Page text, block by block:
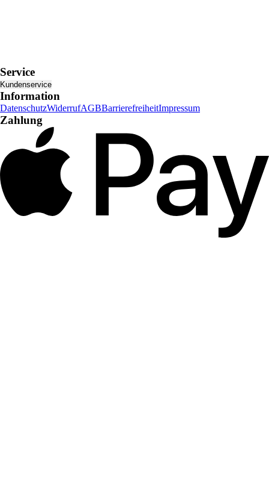
Service
Kundenservice
Information
DatenschutzWiderrufAGBBarrierefreiheitImpressum
Zahlung